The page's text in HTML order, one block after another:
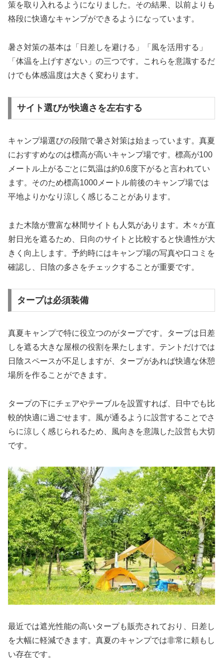
策を取り入れるようになりました。その結果、以前よりも
格段に快適なキャンプができるようになっています。
暑さ対策の基本は「日差しを避ける」「風を活用する」
「体温を上げすぎない」の三つです。これらを意識するだ
けでも体感温度は大きく変わります。
サイト選びが快適さを左右する
キャンプ場選びの段階で暑さ対策は始まっています。真夏
におすすめなのは標高が高いキャンプ場です。標高が100
メートル上がるごとに気温は約0.6度下がると言われてい
ます。そのため標高1000メートル前後のキャンプ場では
平地よりかなり涼しく感じることがあります。
また木陰が豊富な林間サイトも人気があります。木々が直
射日光を遮るため、日向のサイトと比較すると快適性が大
きく向上します。予約時にはキャンプ場の写真や口コミを
確認し、日陰の多さをチェックすることが重要です。
タープは必須装備
真夏キャンプで特に役立つのがタープです。タープは日差
しを遮る大きな屋根の役割を果たします。テントだけでは
日陰スペースが不足しますが、タープがあれば快適な休憩
場所を作ることができます。
タープの下にチェアやテーブルを設置すれば、日中でも比
較的快適に過ごせます。風が通るように設営することでさ
らに涼しく感じられるため、風向きを意識した設営も大切
です。
最近では遮光性能の高いタープも販売されており、日差し
を大幅に軽減できます。真夏のキャンプでは非常に頼もし
い存在です。